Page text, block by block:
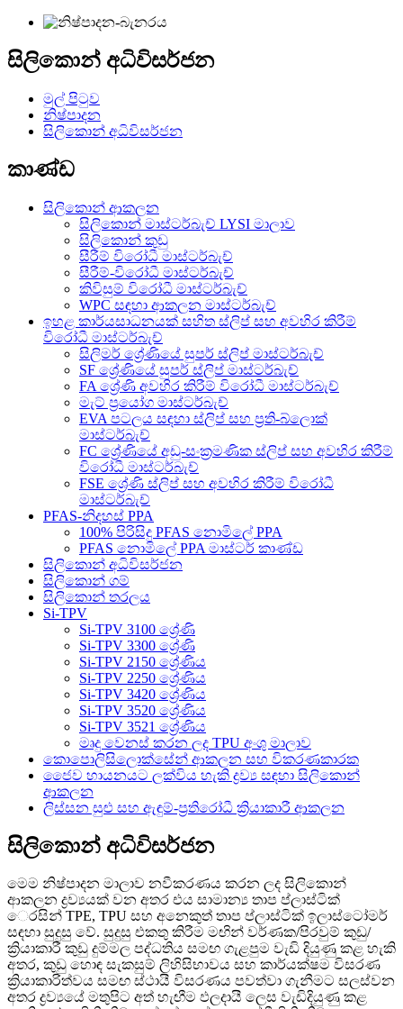
සිලිකොන් අධිවිසර්ජන
මුල් පිටුව
නිෂ්පාදන
සිලිකොන් අධිවිසර්ජන
කාණ්ඩ
සිලිකොන් ආකලන
සිලිකොන් මාස්ටර්බැච් LYSI මාලාව
සිලිකොන් කුඩු
සීරීම් විරෝධී මාස්ටර්බැච්
සීරීම්-විරෝධී මාස්ටර්බැච්
කිවිසුම් විරෝධී මාස්ටර්බැච්
WPC සඳහා ආකලන මාස්ටර්බැච්
ඉහළ කාර්යසාධනයක් සහිත ස්ලිප් සහ අවහිර කිරීම්
විරෝධී මාස්ටර්බැච්
සිලිමර් ශ්‍රේණියේ සුපර් ස්ලිප් මාස්ටර්බැච්
SF ශ්‍රේණියේ සුපර් ස්ලිප් මාස්ටර්බැච්
FA ශ්‍රේණි අවහිර කිරීම් විරෝධී මාස්ටර්බැච්
මැට් ප්‍රයෝග මාස්ටර්බැච්
EVA පටලය සඳහා ස්ලිප් සහ ප්‍රති-බ්ලොක්
මාස්ටර්බැච්
FC ශ්‍රේණියේ අඩු-සංක්‍රමණික ස්ලිප් සහ අවහිර කිරීම්
විරෝධී මාස්ටර්බැච්
FSE ශ්‍රේණි ස්ලිප් සහ අවහිර කිරීම් විරෝධී
මාස්ටර්බැච්
PFAS-නිදහස් PPA
100% පිරිසිදු PFAS නොමිලේ PPA
PFAS නොමිලේ PPA මාස්ටර් කාණ්ඩ
සිලිකොන් අධිවිසර්ජන
සිලිකොන් ගම්
සිලිකොන් තරලය
Si-TPV
Si-TPV 3100 ශ්‍රේණි
Si-TPV 3300 ශ්‍රේණි
Si-TPV 2150 ශ්‍රේණිය
Si-TPV 2250 ශ්‍රේණිය
Si-TPV 3420 ශ්‍රේණිය
Si-TPV 3520 ශ්‍රේණිය
Si-TPV 3521 ශ්‍රේණිය
මෘදු වෙනස් කරන ලද TPU අංශු මාලාව
කොපොලිසිලොක්සේන් ආකලන සහ විකරණකාරක
ජෛව හායනයට ලක්විය හැකි ද්‍රව්‍ය සඳහා සිලිකොන්
ආකලන
ලිස්සන සුළු සහ ඇඳුම්-ප්‍රතිරෝධී ක්‍රියාකාරී ආකලන
සිලිකොන් අධිවිසර්ජන
මෙම නිෂ්පාදන මාලාව නවීකරණය කරන ලද සිලිකොන්
ආකලන ද්‍රව්‍යයක් වන අතර එය සාමාන්‍ය තාප ප්ලාස්ටික්
ෙරසින් TPE, TPU සහ අනෙකුත් තාප ප්ලාස්ටික් ඉලාස්ටෝමර්
සඳහා සුදුසු වේ. සුදුසු එකතු කිරීම මඟින් වර්ණක/පිරවුම් කුඩු/
ක්‍රියාකාරී කුඩු දුම්මල පද්ධතිය සමඟ ගැළපුම වැඩි දියුණු කළ හැකි
අතර, කුඩු හොඳ සැකසුම් ලිහිසිභාවය සහ කාර්යක්ෂම විසරණ
ක්‍රියාකාරිත්වය සමඟ ස්ථායී විසරණය පවත්වා ගැනීමට සලස්වන
අතර ද්‍රව්‍යයේ මතුපිට අත් හැඟීම ඵලදායී ලෙස වැඩිදියුණු කළ